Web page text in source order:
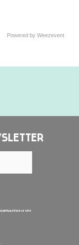
Powered by Weezevent
de ce site